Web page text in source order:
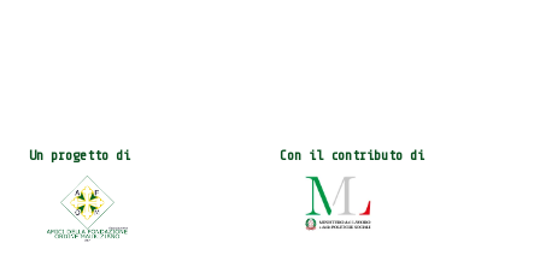
Un progetto di Con il contributo di